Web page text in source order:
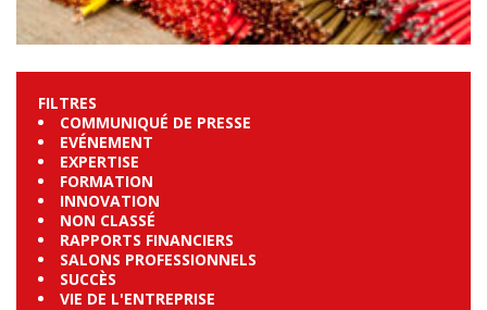
FILTRES
COMMUNIQUÉ DE PRESSE
EVÉNEMENT
EXPERTISE
FORMATION
INNOVATION
NON CLASSÉ
RAPPORTS FINANCIERS
SALONS PROFESSIONNELS
SUCCÈS
VIE DE L'ENTREPRISE